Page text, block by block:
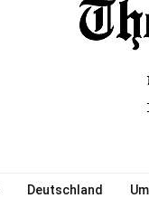
Deutschland